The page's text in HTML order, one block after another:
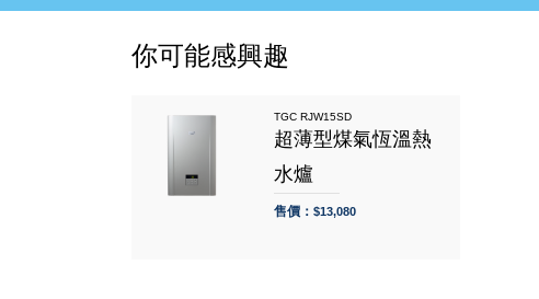
你可能感興趣
TGC RJW15SD
超薄型煤氣恆溫熱
水爐
售價： $13,080